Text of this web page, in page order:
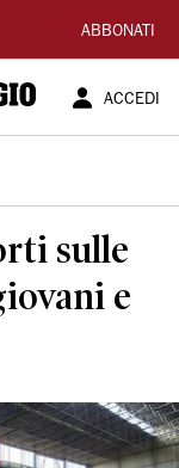
ABBONATI
ACCEDI
sulle
e